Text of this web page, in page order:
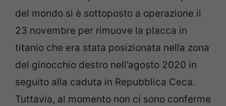
del mondo si è sottoposto a operazione il
23 novembre per rimuove la placca in
titanio che era stata posizionata nella zona
del ginocchio destro nell’agosto 2020 in
seguito alla caduta in Repubblica Ceca.
Tuttavia, al momento non ci sono conferme